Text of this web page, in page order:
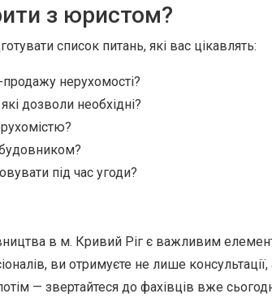
з юристом?
список питань, які вас цікавлять:
продажу нерухомості?
дозволи необхідні?
під час угоди?
в м. Кривий Ріг є важливим
ви отримуєте не лише
— звертайтеся до фахівців вже